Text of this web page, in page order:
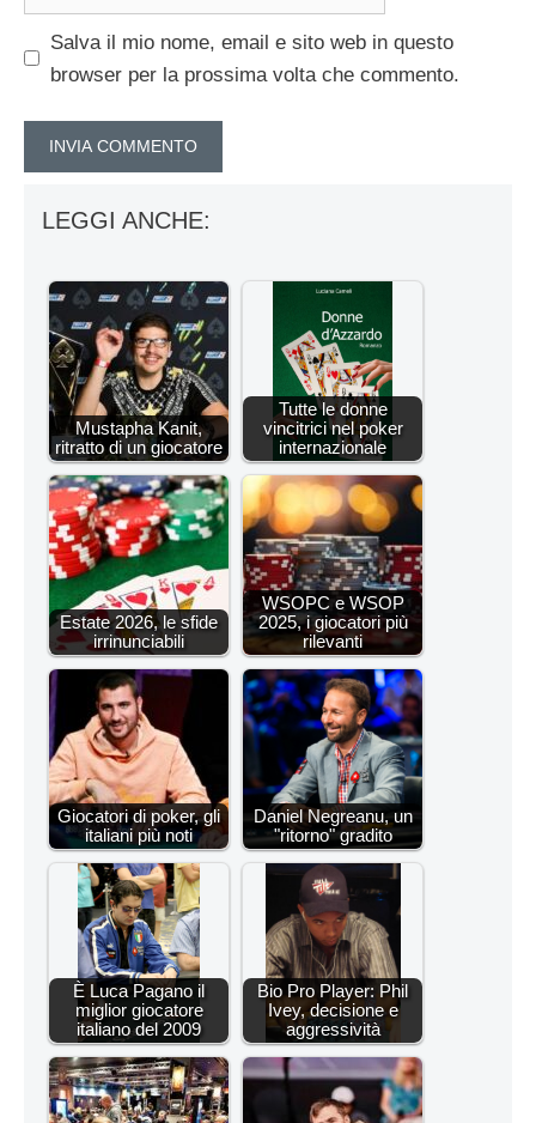
Salva il mio nome, email e sito web in questo
browser per la prossima volta che commento.
LEGGI ANCHE:
Mustapha Kanit,
ritratto di un giocatore
Tutte le donne
vincitrici nel poker
internazionale
Estate 2026, le sfide
irrinunciabili
WSOPC e WSOP
2025, i giocatori più
rilevanti
Giocatori di poker, gli
italiani più noti
Daniel Negreanu, un
"ritorno" gradito
È Luca Pagano il
miglior giocatore
italiano del 2009
Bio Pro Player: Phil
Ivey, decisione e
aggressività